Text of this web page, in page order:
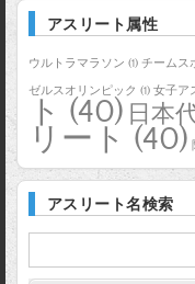
アスリート属性
ウルトラマラソン (1) チームス
ゼルスオリンピック (1) 女子ア
ト (40) 日本
リート (40)
アスリート名検索